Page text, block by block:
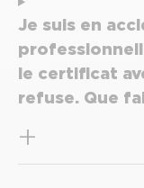
Je suis en
le certificat
refuse. Que